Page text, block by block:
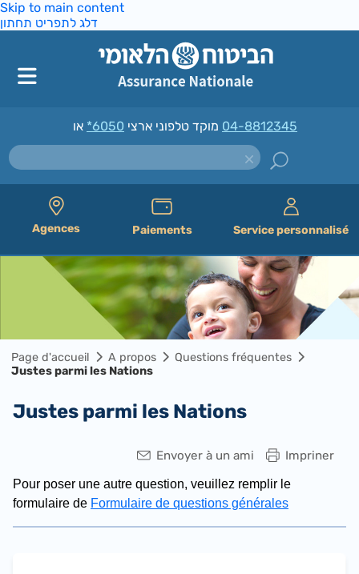
Skip to main content
דלג לתפריט תחתון
מוקד טלפוני ארצי *6050 04-8812345
Agences Paiements Service personnalisé
Page d'accueil A propos
Questions fréquentes
Justes parmi les Nations
Justes parmi les Nations
Impriner
Envoyer à un ami
Pour poser une autre question, veuillez remplir le
formulaire de Formulaire de questions générales